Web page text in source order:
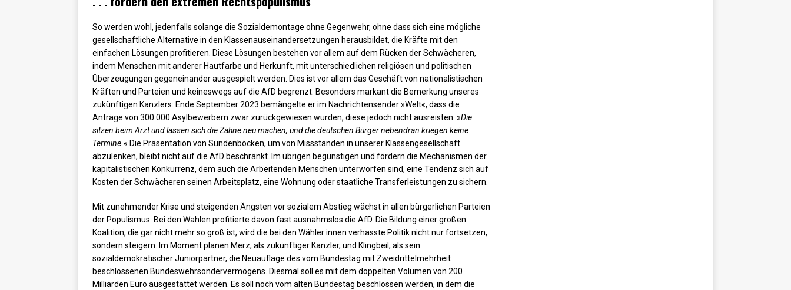
So werden wohl, jedenfalls solange die Sozialdemontage ohne Gegenwehr, ohne dass sich eine mögliche
gesellschaftliche Alternative in den Klassenauseinandersetzungen herausbildet, die Kräfte mit den
einfachen Lösungen profitieren. Diese Lösungen bestehen vor allem auf dem Rücken der Schwächeren,
indem Menschen mit anderer Hautfarbe und Herkunft, mit unterschiedlichen religiösen und politischen
Überzeugungen gegeneinander ausgespielt werden. Dies ist vor allem das Geschäft von nationalistischen
Kräften und Parteien und keineswegs auf die AfD begrenzt. Besonders markant die Bemerkung unseres
zukünftigen Kanzlers: Ende September 2023 bemängelte er im Nachrichtensender »Welt«, dass die
Anträge von 300.000 Asylbewerbern zwar zurückgewiesen wurden, diese jedoch nicht ausreisten. »Die
sitzen beim Arzt und lassen sich die Zähne neu machen, und die deutschen Bürger nebendran kriegen keine
Termine. « Die Präsentation von Sündenböcken, um von Missständen in unserer Klassengesellschaft
abzulenken, bleibt nicht auf die AfD beschränkt. Im übrigen begünstigen und fördern die Mechanismen der
kapitalistischen Konkurrenz, dem auch die Arbeitenden Menschen unterworfen sind, eine Tendenz sich auf
Kosten der Schwächeren seinen Arbeitsplatz, eine Wohnung oder staatliche Transferleistungen zu sichern.
Mit zunehmender Krise und steigenden Ängsten vor sozialem Abstieg wächst in allen bürgerlichen Parteien
der Populismus. Bei den Wahlen profitierte davon fast ausnahmslos die AfD. Die Bildung einer großen
Koalition, die gar nicht mehr so groß ist, wird die bei den Wähler:innen verhasste Politik nicht nur fortsetzen,
sondern steigern. Im Moment planen Merz, als zukünftiger Kanzler, und Klingbeil, als sein
sozialdemokratischer Juniorpartner, die Neuauflage des vom Bundestag mit Zweidrittelmehrheit
beschlossenen Bundeswehrsondervermögens. Diesmal soll es mit dem doppelten Volumen von 200
Milliarden Euro ausgestattet werden. Es soll noch vom alten Bundestag beschlossen werden, in dem die